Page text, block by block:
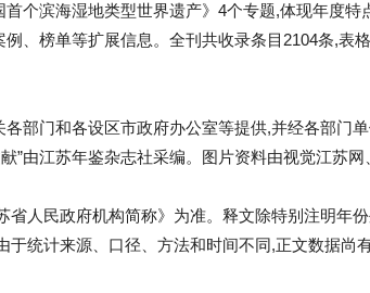
个滨海湿地类型世界遗产》4个专题,体现年度特
、榜单等扩展信息。全刊共收录条目2104条,表
部门和各设区市政府办公室等提供,并经各部门
献”由江苏年鉴杂志社采编。图片资料由视觉江苏
省人民政府机构简称》为准。释文除特别注明年
统计来源、口径、方法和时间不同,正文数据尚